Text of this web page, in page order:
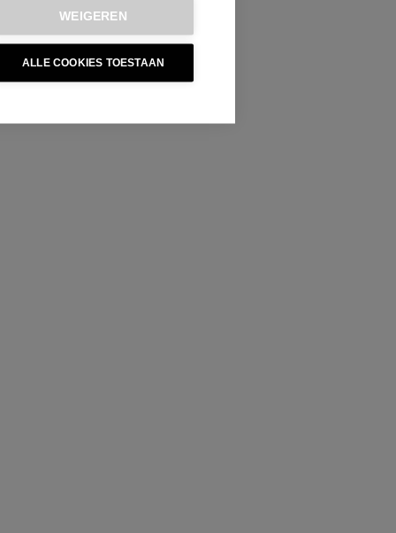
WEIGEREN
ALLE COOKIES TOESTAAN